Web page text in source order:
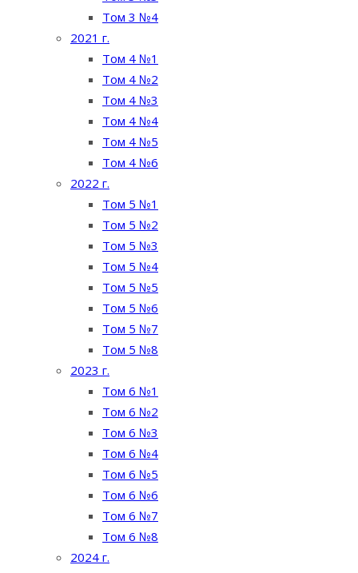
Том 3 №4
2021 г.
Том 4 №1
Том 4 №2
Том 4 №3
Том 4 №4
Том 4 №5
Том 4 №6
2022 г.
Том 5 №1
Том 5 №2
Том 5 №3
Том 5 №4
Том 5 №5
Том 5 №6
Том 5 №7
Том 5 №8
2023 г.
Том 6 №1
Том 6 №2
Том 6 №3
Том 6 №4
Том 6 №5
Том 6 №6
Том 6 №7
Том 6 №8
2024 г.